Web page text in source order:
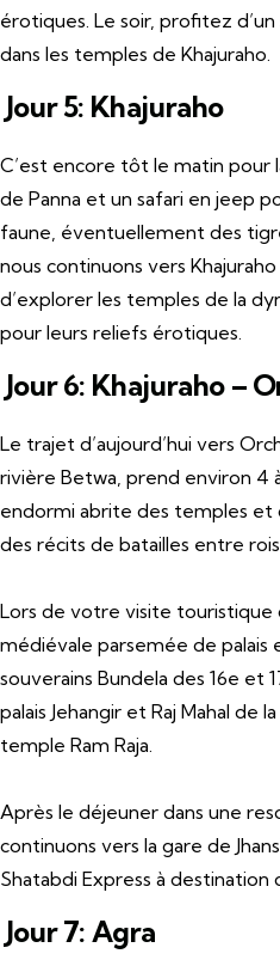
érotiques. Le soir, profitez
dans les temples de Khajuraho.
Jour 5: Khajuraho
C’est encore tôt le matin pour
de Panna et un safari en jeep
faune, éventuellement des
nous continuons vers
d’explorer les temples de la
pour leurs reliefs érotiques.
Jour 6: Khajuraho –
Le trajet d’aujourd’hui vers
rivière Betwa, prend environ 4
endormi abrite des temples et
des récits de batailles entre
Lors de votre visite
médiévale parsemée de palais
souverains Bundela des 16e et
palais Jehangir et Raj Mahal de
temple Ram Raja.
Après le déjeuner dans une
continuons vers la gare de
Shatabdi Express à destination
Jour 7: Agra